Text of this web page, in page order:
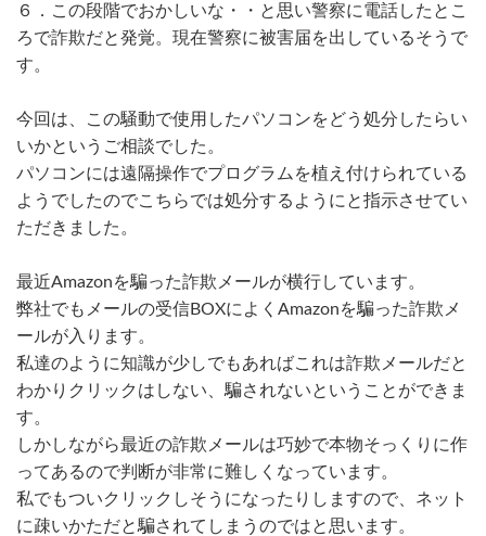
６．この段階でおかしいな・・と思い警察に電話したとこ
ろで詐欺だと発覚。現在警察に被害届を出しているそうで
す。
今回は、この騒動で使用したパソコンをどう処分したらい
いかというご相談でした。
パソコンには遠隔操作でプログラムを植え付けられている
ようでしたのでこちらでは処分するようにと指示させてい
ただきました。
最近Amazonを騙った詐欺メールが横行しています。
弊社でもメールの受信BOXによくAmazonを騙った詐欺メ
ールが入ります。
私達のように知識が少しでもあればこれは詐欺メールだと
わかりクリックはしない、騙されないということができま
す。
しかしながら最近の詐欺メールは巧妙で本物そっくりに作
ってあるので判断が非常に難しくなっています。
私でもついクリックしそうになったりしますので、ネット
に疎いかただと騙されてしまうのではと思います。